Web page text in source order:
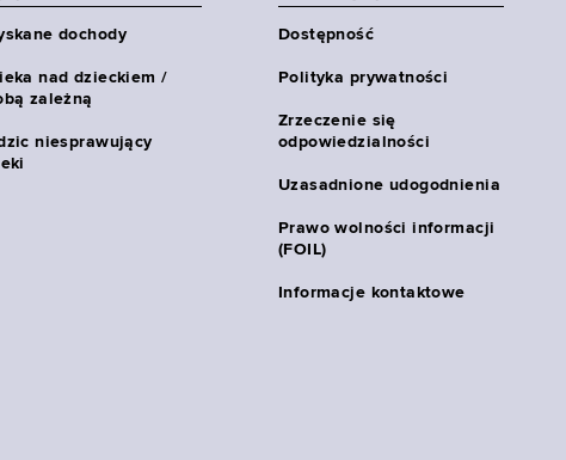
dochody
nad dzieckiem /
zależną
niesprawujący
Dostępność
Polityka prywatności
Zrzeczenie się
odpowiedzialności
Uzasadnione udogodnienia
Prawo wolności informacji
(FOIL)
Informacje kontaktowe